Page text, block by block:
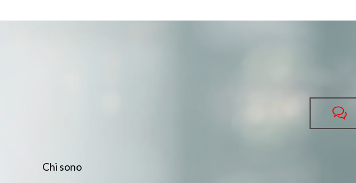

Chi sono